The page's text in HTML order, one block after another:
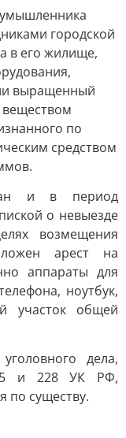
городской
в его жилище,
выращенный
веществом
по
средством
и в период
о невыезде
возмещения
арест на
аппараты для
ноутбук,
участок общей
дела,
и 228 УК РФ,
по существу.